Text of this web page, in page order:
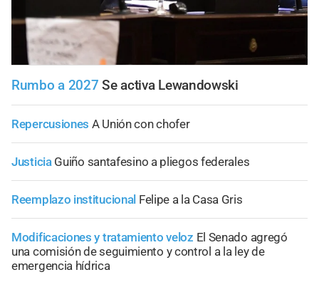
Rumbo a 2027 Se activa Lewandowski
Repercusiones A Unión con chofer
Justicia Guiño santafesino a pliegos federales
Reemplazo institucional Felipe a la Casa Gris
Modificaciones y tratamiento veloz El Senado agregó
una comisión de seguimiento y control a la ley de
emergencia hídrica